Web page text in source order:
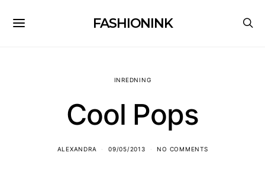
FASHIONINK
INREDNING
Cool Pops
ALEXANDRA 09/05/2013 NO COMMENTS